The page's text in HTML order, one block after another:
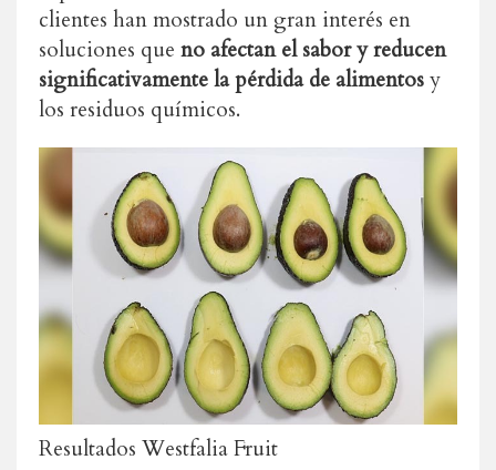
clientes han mostrado un gran interés en
soluciones que no afectan el sabor y reducen
significativamente la pérdida de alimentosy
los residuos químicos.
Resultados Westfalia Fruit